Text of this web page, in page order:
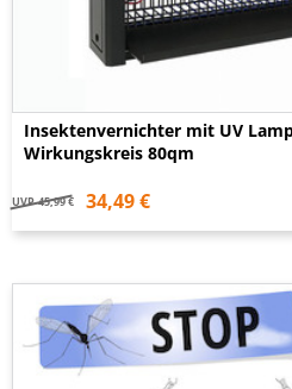
Insektenvernichter mit UV
Wirkungskreis 80qm
UVP 45,99 € 34,49 €